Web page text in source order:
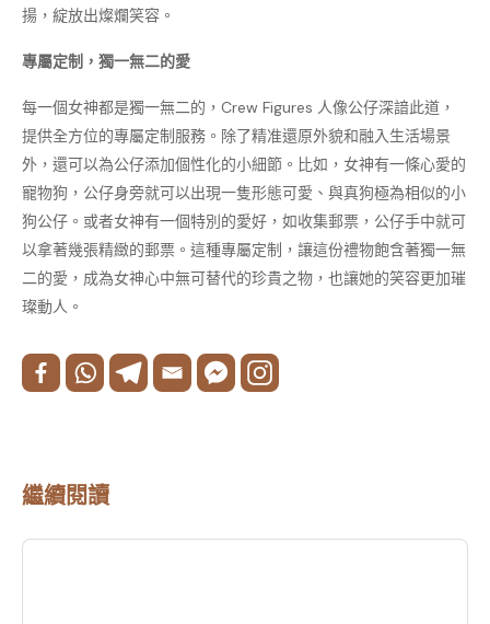
揚，綻放出燦爛笑容。
專屬定制，獨一無二的愛
每一個女神都是獨一無二的，Crew Figures 人像公仔深諳此道，
提供全方位的專屬定制服務。除了精准還原外貌和融入生活場景
外，還可以為公仔添加個性化的小細節。比如，女神有一條心愛的
寵物狗，公仔身旁就可以出現一隻形態可愛、與真狗極為相似的小
狗公仔。或者女神有一個特別的愛好，如收集郵票，公仔手中就可
以拿著幾張精緻的郵票。這種專屬定制，讓這份禮物飽含著獨一無
二的愛，成為女神心中無可替代的珍貴之物，也讓她的笑容更加璀
璨動人。
繼續閱讀